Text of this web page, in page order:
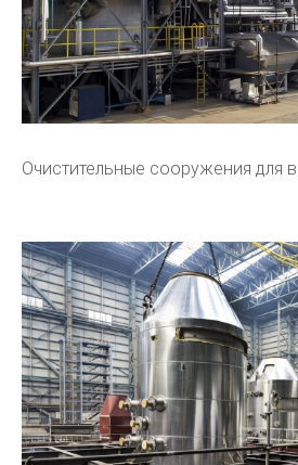
Очистительные сооружения для